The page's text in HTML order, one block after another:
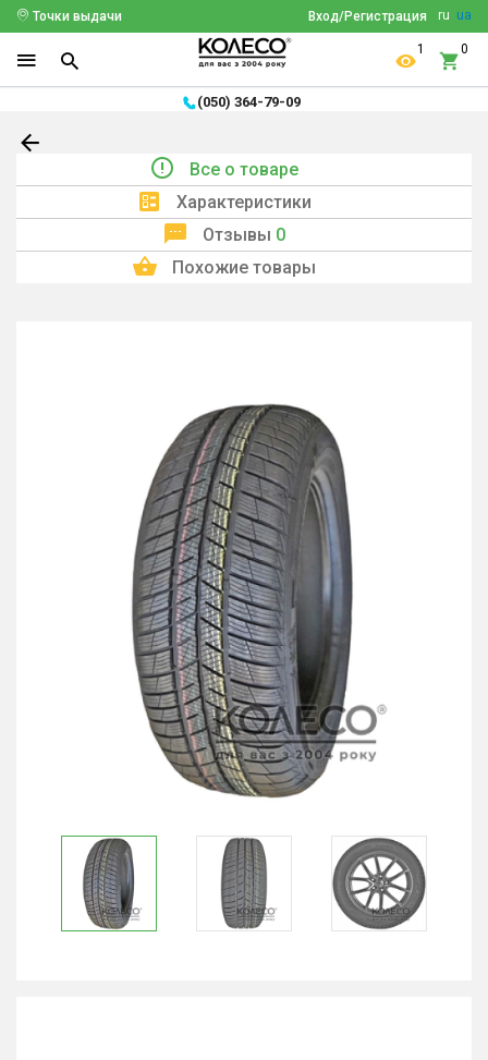
ru ua
Вход/Регистрация
Точки выдачи
1 0
(050) 364-79-09
Все о товаре
Характеристики
Отзывы 0
Похожие товары